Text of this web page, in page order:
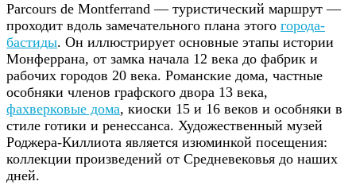
Parcours de Montferrand — туристический маршрут —
проходит вдоль замечательного плана этого города-
бастиды. Он иллюстрирует основные этапы истории
Монферрана, от замка начала 12 века до фабрик и
рабочих городов 20 века. Романские дома, частные
особняки членов графского двора 13 века,
фахверковые дома, киоски 15 и 16 веков и особняки в
стиле готики и ренессанса. Художественный музей
Роджера-Киллиота является изюминкой посещения:
коллекции произведений от Средневековья до наших
дней.